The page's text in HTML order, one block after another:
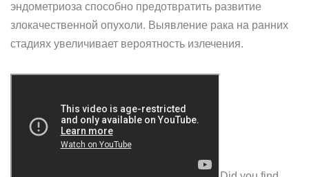
эндометриоза способно предотвратить развитие
злокачественной опухоли. Выявление рака на ранних
стадиях увеличивает вероятность излечения.